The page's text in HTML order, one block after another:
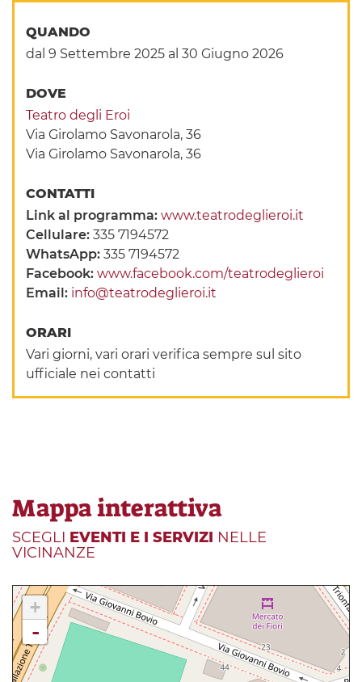
QUANDO
dal 9 Settembre 2025 al 30 Giugno 2026
DOVE
Teatro degli Eroi
Via Girolamo Savonarola, 36
Via Girolamo Savonarola, 36
CONTATTI
Link al programma:www.teatrodeglieroi.it
Cellulare:335 7194572
WhatsApp:335 7194572
Facebook:www.facebook.com/teatrodeglieroi
Email: info@teatrodeglieroi.it
ORARI
Vari giorni, vari orari verifica sempre sul sito
ufficiale nei contatti
Mappa interattiva
SCEGLI EVENTI E I SERVIZI NELLE
VICINANZE
+
-